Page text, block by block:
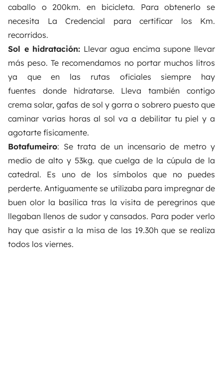
caballo o 200km. en bicicleta. Para obtenerlo se
necesita La Credencial para certificar los Km.
recorridos.
Sol e hidratación: Llevar agua encima supone llevar
más peso. Te recomendamos no portar muchos litros
ya que en las rutas oficiales siempre hay
fuentes donde hidratarse. Lleva también contigo
crema solar, gafas de sol y gorra o sobrero puesto que
caminar varias horas al sol va a debilitar tu piel y a
agotarte físicamente.
Botafumeiro: Se trata de un incensario de metro y
medio de alto y 53kg. que cuelga de la cúpula de la
catedral. Es uno de los símbolos que no puedes
perderte. Antiguamente se utilizaba para impregnar de
buen olor la basílica tras la visita de peregrinos que
llegaban llenos de sudor y cansados. Para poder verlo
hay que asistir a la misa de las 19.30h que se realiza
todos los viernes.